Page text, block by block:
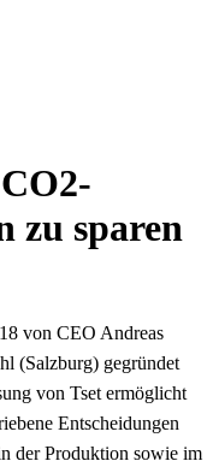
zu sparen
von CEO Andreas
(Salzburg) gegründet
von Tset ermöglicht
Entscheidungen
der Produktion sowie im